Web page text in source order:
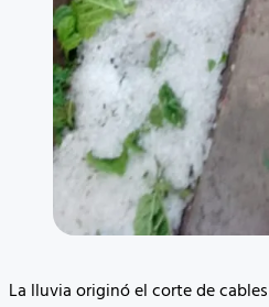
La lluvia originó el corte de